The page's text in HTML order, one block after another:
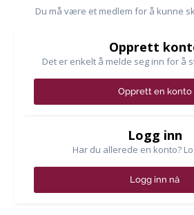
Du må være et medlem for å kunne
Opprett
Det er enkelt å melde seg inn for å
Opprett en konto
Logg inn
Har du allerede en konto?
Logg inn nå